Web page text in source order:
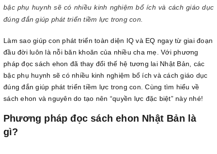
bậc phụ huynh sẽ có nhiều kinh nghiệm bổ ích và cách giáo dục
đúng đắn giúp phát triển tiềm lực trong con.
Làm sao giúp con phát triển toàn diện IQ và EQ ngay từ giai đoạn
đầu đời luôn là nỗi băn khoăn của nhiều cha mẹ. Với phương
pháp đọc sách ehon đã thay đổi thế hệ tương lai Nhật Bản, các
bậc phụ huynh sẽ có nhiều kinh nghiệm bổ ích và cách giáo dục
đúng đắn giúp phát triển tiềm lực trong con. Cùng tìm hiểu về
sách ehon và nguyên do tạo nên “quyền lực đặc biệt” này nhé!
Phương pháp đọc sách ehon Nhật Bản là
gì?